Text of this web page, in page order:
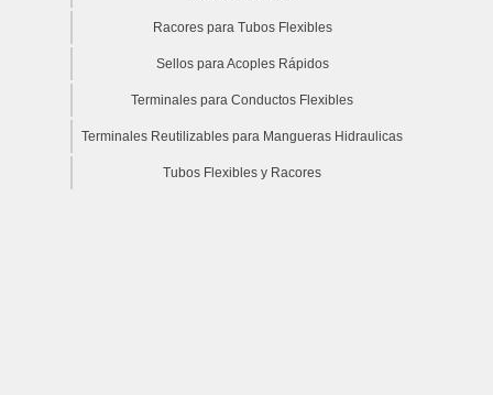
Racores para Tubos Flexibles
Sellos para Acoples Rápidos
Terminales para Conductos Flexibles
Terminales Reutilizables para Mangueras Hidraulicas
Tubos Flexibles y Racores